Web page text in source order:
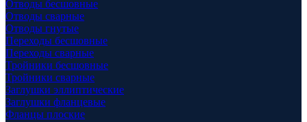
Отводы бесшовные
Отводы сварные
Отводы гнутые
Переходы бесшовные
Переходы сварные
Тройники бесшовные
Тройники сварные
Заглушки эллиптические
Заглушки фланцевые
Фланцы плоские